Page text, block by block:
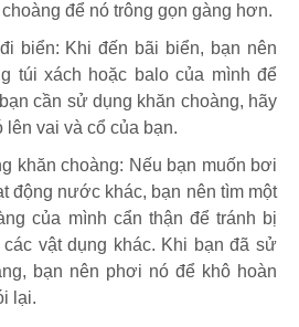
để nó trông gọn gàng hơn.
biển: Khi đến bãi biển, bạn nên
túi xách hoặc balo của mình để
cần sử dụng khăn choàng, hãy
lên vai và cổ của bạn.
khăn choàng: Nếu bạn muốn bơi
động nước khác, bạn nên tìm một
của mình cẩn thận để tránh bị
vật dụng khác. Khi bạn đã sử
bạn nên phơi nó để khô hoàn
lại.